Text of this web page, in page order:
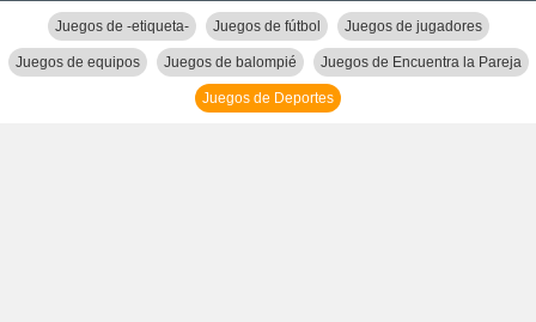
Juegos de -etiqueta- Juegos de fútbol Juegos de jugadores
Juegos de equipos Juegos de balompié Juegos de Encuentra la Pareja
Juegos de Deportes